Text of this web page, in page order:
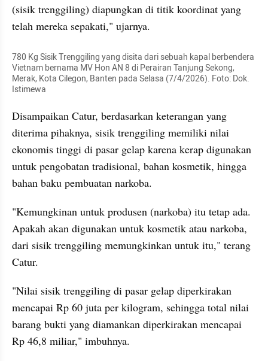
(sisik trenggiling) diapungkan di titik koordinat yang
telah mereka sepakati," ujarnya.
780 Kg Sisik Trenggiling yang disita dari sebuah kapal berbendera
Vietnam bernama MV Hon AN 8 di Perairan Tanjung Sekong,
Merak, Kota Cilegon, Banten pada Selasa (7/4/2026). Foto: Dok.
Istimewa
Disampaikan Catur, berdasarkan keterangan yang
diterima pihaknya, sisik trenggiling memiliki nilai
ekonomis tinggi di pasar gelap karena kerap digunakan
untuk pengobatan tradisional, bahan kosmetik, hingga
bahan baku pembuatan narkoba.
"Kemungkinan untuk produsen (narkoba) itu tetap ada.
Apakah akan digunakan untuk kosmetik atau narkoba,
dari sisik trenggiling memungkinkan untuk itu," terang
Catur.
"Nilai sisik trenggiling di pasar gelap diperkirakan
mencapai Rp 60 juta per kilogram, sehingga total nilai
barang bukti yang diamankan diperkirakan mencapai
Rp 46,8 miliar," imbuhnya.